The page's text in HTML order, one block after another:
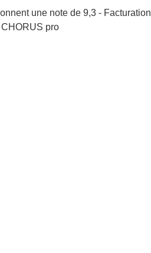
une note de 9,3 - Facturation
pro